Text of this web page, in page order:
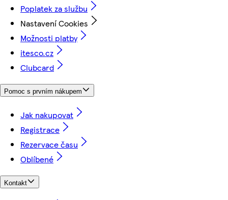
Poplatek za službu
Nastavení Cookies
Možnosti platby
itesco.cz
Clubcard
Pomoc s prvním nákupem
Jak nakupovat
Registrace
Rezervace času
Oblíbené
Kontakt